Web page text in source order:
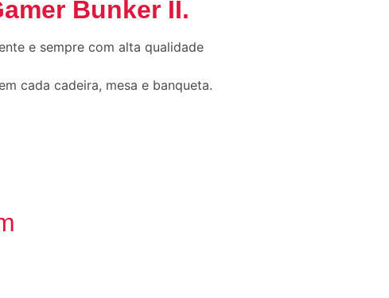
Bunker II.
e sempre com alta qualidade
cada cadeira, mesa e banqueta.